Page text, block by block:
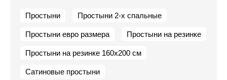
Простыни Простыни 2-х спальные
Простыни евро размера Простыни на резинке
Простыни на резинке 160х200 см
Сатиновые простыни